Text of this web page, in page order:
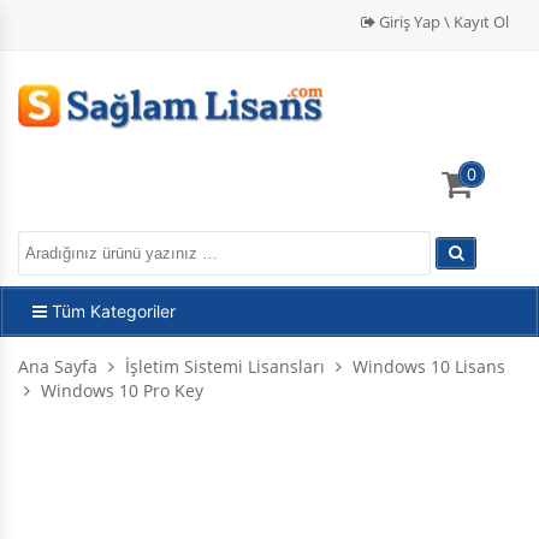
Giriş Yap \ Kayıt Ol
0
Tüm Kategoriler
Ana Sayfa İşletim Sistemi Lisansları
Windows 10 Lisans
Windows 10 Pro Key